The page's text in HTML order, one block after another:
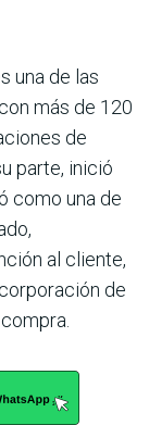
una de las
más de 120
de
parte, inició
como una de
al cliente,
de